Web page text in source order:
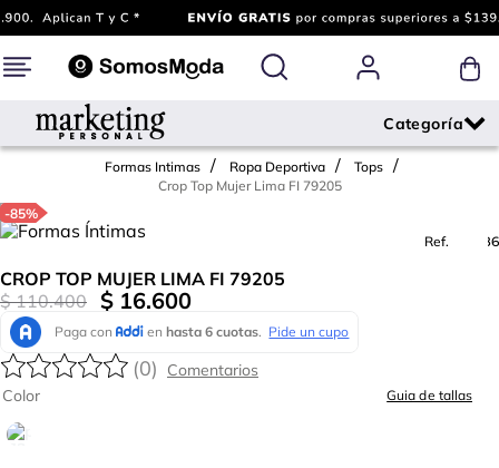
Formas Intimas Ropa Deportiva
Tops
Crop Top Mujer Lima FI 79205
-85%
Ref.
722986
CROP TOP MUJER LIMA FI 79205
$ 110.400 $ 16.600
(0)
Color Guia de tallas